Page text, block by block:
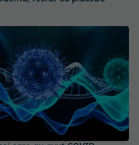
care au avut COVID.
îi atacă